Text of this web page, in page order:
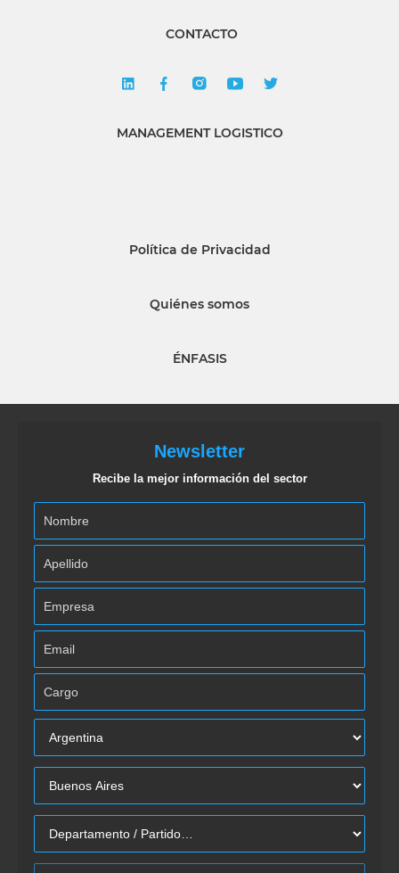
CONTACTO
MANAGEMENT LOGISTICO
Política de Privacidad
Quiénes somos
ÉNFASIS
Newsletter
Recibe la mejor información del sector